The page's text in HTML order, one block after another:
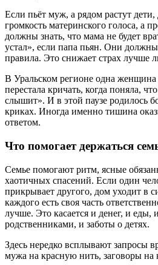
Если пьёт муж, а рядом растут
громкость материнского голоса, а
должны знать, что мама не будет
устал», если папа пьян. Они должны
правила. Это снижает страх лучше
В Уральском регионе одна
перестала кричать, когда поняла,
слышит». И в этой паузе родилось
криках. Иногда именно тишина
ответом.
Что помогает держаться
Семье помогают ритм, ясные
хаотичных спасений. Если один
прикрывает другого, дом уходит в
каждого есть своя часть
лучше. Это касается и денег, и еды,
родственниками, и заботы о детях.
Здесь нередко всплывают запросы
мужа на красную нить, заговоры на